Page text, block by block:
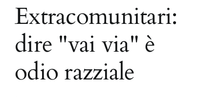
Extracomunitari:
dire "vai via" è
odio razziale